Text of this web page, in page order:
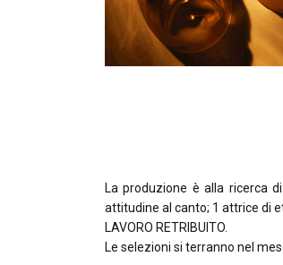
La produzione è alla ricerca
attitudine al canto; 1 attrice di
LAVORO RETRIBUITO.
Le selezioni si terranno nel